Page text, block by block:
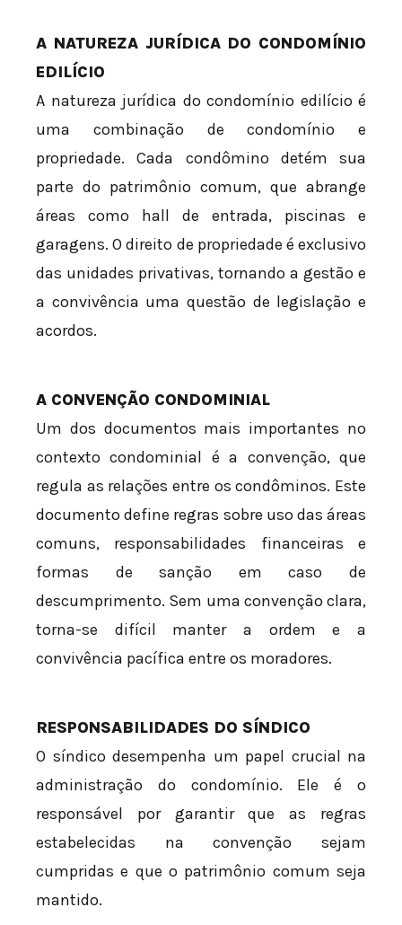
A NATUREZA JURÍDICA DO CONDOMÍNIO
EDILÍCIO
A natureza jurídica do condomínio edilício é
uma combinação de condomínio e
propriedade. Cada condômino detém sua
parte do patrimônio comum, que abrange
áreas como hall de entrada, piscinas e
garagens. O direito de propriedade é exclusivo
das unidades privativas, tornando a gestão e
a convivência uma questão de legislação e
acordos.
A CONVENÇÃO CONDOMINIAL
Um dos documentos mais importantes no
contexto condominial é a convenção, que
regula as relações entre os condôminos. Este
documento define regras sobre uso das áreas
comuns, responsabilidades financeiras e
formas de sanção em caso de
descumprimento. Sem uma convenção clara,
torna-se difícil manter a ordem e a
convivência pacífica entre os moradores.
RESPONSABILIDADES DO SÍNDICO
O síndico desempenha um papel crucial na
administração do condomínio. Ele é o
responsável por garantir que as regras
estabelecidas na convenção sejam
cumpridas e que o patrimônio comum seja
mantido.